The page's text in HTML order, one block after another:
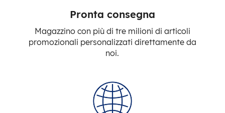
Pronta consegna
Magazzino con più di tre milioni di articoli
promozionali personalizzati direttamente da
noi.